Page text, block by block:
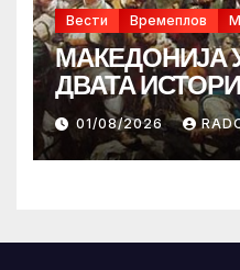
Вести Времеплов
МАКЕДОНИЈА
ДВАТА
ИЛИНДЕНА!
01/08/2026